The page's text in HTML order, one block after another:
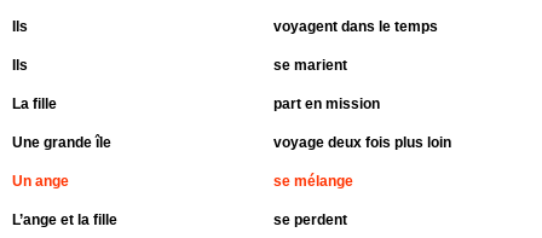
Ils
Ils
La fille
Une grande île
Un ange
L’ange et la fille
voyagent dans le temps
se marient
part en mission
voyage deux fois plus loin
se mélange
se perdent